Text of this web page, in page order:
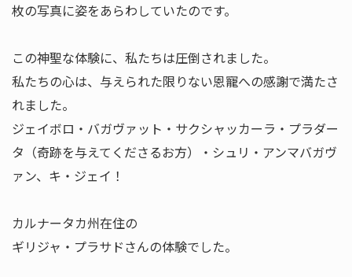
枚の写真に姿をあらわしていたのです。
この神聖な体験に、私たちは圧倒されました。
私たちの心は、与えられた限りない恩寵への感謝で満たさ
れました。
ジェイボロ・バガヴァット・サクシャッカーラ・プラダー
タ（奇跡を与えてくださるお方）・シュリ・アンマバガヴ
ァン、キ・ジェイ！
カルナータカ州在住の
ギリジャ・プラサドさんの体験でした。